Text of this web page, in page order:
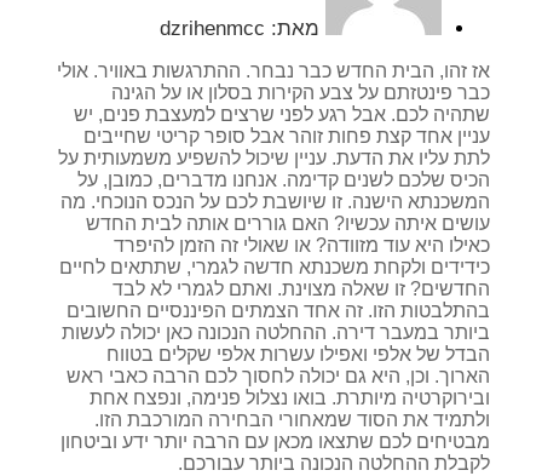
מאת: dzrihenmcc
אז זהו, הבית החדש כבר נבחר. ההתרגשות באוויר. אולי
כבר פינטזתם על צבע הקירות בסלון או על הגינה
שתהיה לכם. אבל רגע לפני שרצים למעצבת פנים, יש
עניין אחד קצת פחות זוהר אבל סופר קריטי שחייבים
לתת עליו את הדעת. עניין שיכול להשפיע משמעותית על
הכיס שלכם לשנים קדימה. אנחנו מדברים, כמובן, על
המשכנתא הישנה. זו שיושבת לכם על הנכס הנוכחי. מה
עושים איתה עכשיו? האם גוררים אותה לבית החדש
כאילו היא עוד מזוודה? או שאולי זה הזמן להיפרד
כידידים ולקחת משכנתא חדשה לגמרי, שתתאים לחיים
החדשים? זו שאלה מצוינת. ואתם לגמרי לא לבד
בהתלבטות הזו. זה אחד הצמתים הפיננסיים החשובים
ביותר במעבר דירה. ההחלטה הנכונה כאן יכולה לעשות
הבדל של אלפי ואפילו עשרות אלפי שקלים בטווח
הארוך. וכן, היא גם יכולה לחסוך לכם הרבה כאבי ראש
ובירוקרטיה מיותרת. בואו נצלול פנימה, ונפצח אחת
ולתמיד את הסוד שמאחורי הבחירה המורכבת הזו.
מבטיחים לכם שתצאו מכאן עם הרבה יותר ידע וביטחון
לקבלת ההחלטה הנכונה ביותר עבורכם.